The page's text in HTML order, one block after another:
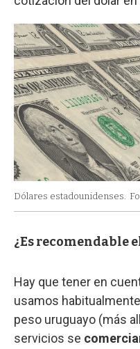
Dólares estadounidenses.
¿Es recomendable
Hay que tener en
usamos
peso uruguayo (más
servicios se